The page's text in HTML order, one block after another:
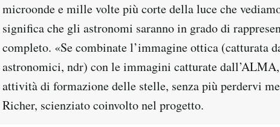
microonde e mille volte più corte della luce che
significa che gli astronomi saranno in grado di
completo. «Se combinate l’immagine ottica (catturata
astronomici, ndr) con le immagini catturate
attività di formazione delle stelle, senza più perdervi
Richer, scienziato coinvolto nel progetto.